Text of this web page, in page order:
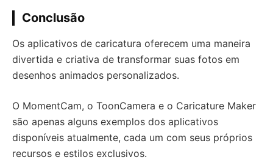
Conclusão
Os aplicativos de caricatura oferecem uma maneira
divertida e criativa de transformar suas fotos em
desenhos animados personalizados.
O MomentCam, o ToonCamera e o Caricature Maker
são apenas alguns exemplos dos aplicativos
disponíveis atualmente, cada um com seus próprios
recursos e estilos exclusivos.